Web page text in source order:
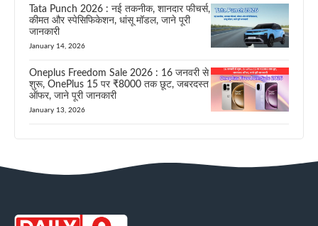
Tata Punch 2026 : नई तकनीक, शानदार फीचर्स,
कीमत और स्पेसिफिकेशन, धांसू मॉडल, जाने पूरी
जानकारी
January 14, 2026
Oneplus Freedom Sale 2026 : 16 जनवरी से
शुरू, OnePlus 15 पर ₹8000 तक छूट, जबरदस्त
ऑफर, जाने पूरी जानकारी
January 13, 2026